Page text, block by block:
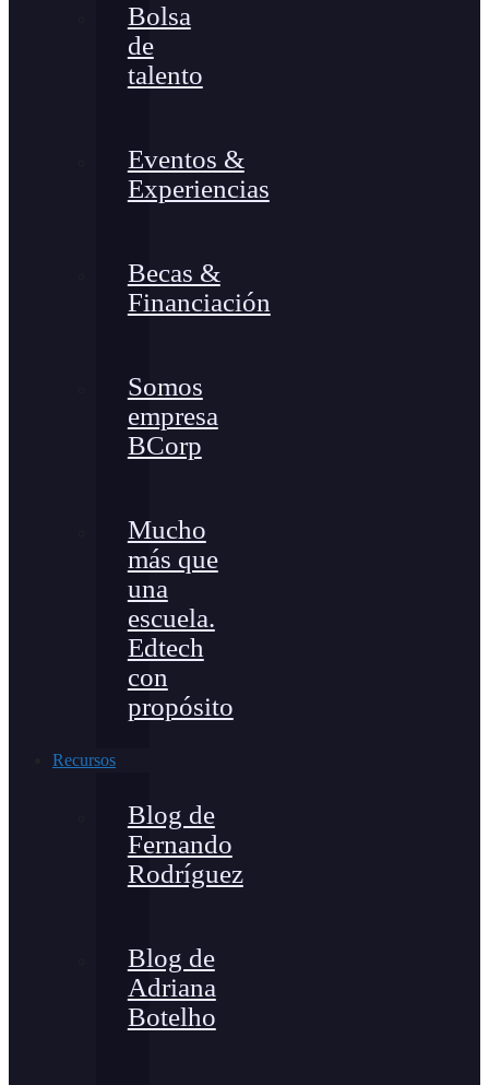
Bolsa
de
talento
Eventos &
Experiencias
Becas &
Financiación
Somos
empresa
BCorp
Mucho
más que
una
escuela.
Edtech
con
propósito
Recursos
Blog de
Fernando
Rodríguez
Blog de
Adriana
Botelho